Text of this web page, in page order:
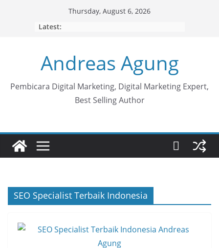
Thursday, August 6, 2026
Latest:
Andreas Agung
Pembicara Digital Marketing, Digital Marketing Expert,
Best Selling Author
SEO Specialist Terbaik Indonesia